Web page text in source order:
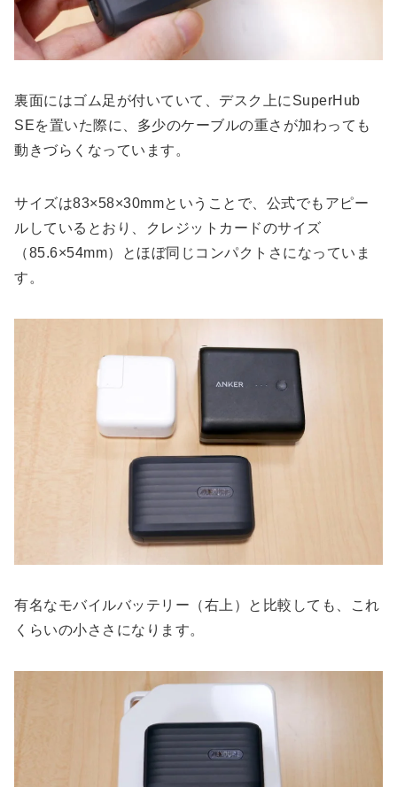
裏面にはゴム足が付いていて、デスク上にSuperHub
SEを置いた際に、多少のケーブルの重さが加わっても
動きづらくなっています。
サイズは83×58×30mmということで、公式でもアピー
ルしているとおり、クレジットカードのサイズ
（85.6×54mm）とほぼ同じコンパクトさになっていま
す。
有名なモバイルバッテリー（右上）と比較しても、これ
くらいの小ささになります。